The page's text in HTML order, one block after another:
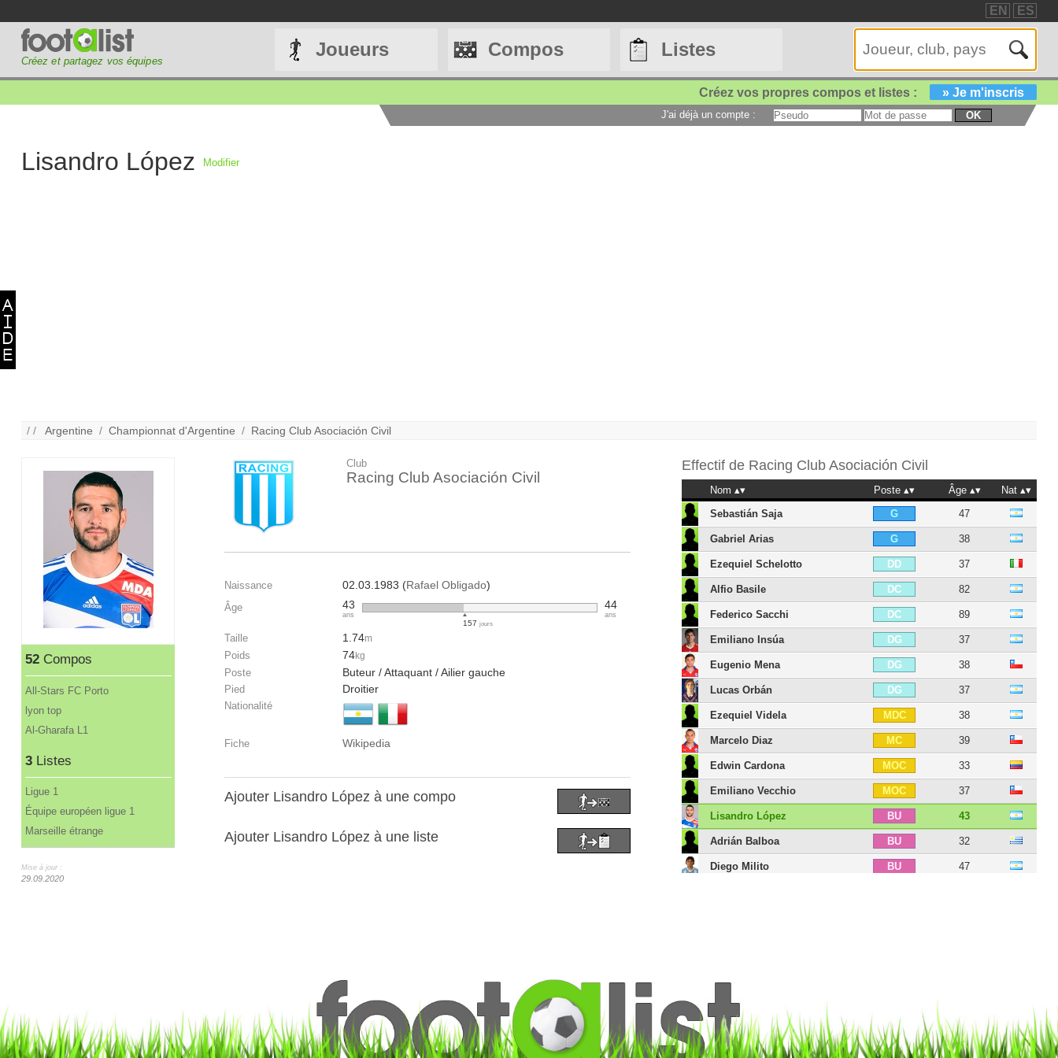
EN ES
Créez et partagez vos équipes
Joueurs Compos Listes
Créez vos propres compos et listes : » Je m'inscris
J'ai déjà un compte : OK
Lisandro López Modifier
/ /Argentine /Championnat d'Argentine / Racing Club Asociación Civil
52Compos
All-Stars FC Porto
lyon top
Al-Gharafa L1
3Listes
Ligue 1
Équipe européen ligue 1
Marseille étrange
Mise à jour :
29.09.2020
Club
Racing Club Asociación Civil
Naissance 02.03.1983 (Rafael Obligado)
Âge 43
ans
157 jours
44
ans
Taille 1.74m
Poids 74kg
Poste Buteur / Attaquant / Ailier gauche
Pied Droitier
Nationalité
Fiche Wikipedia
Ajouter Lisandro López à une compo
Ajouter Lisandro López à une liste
Effectif de Racing Club Asociación Civil
Nom Poste Âge
Nat
Sebastián Saja
G 47
Gabriel Arias G 38
Ezequiel Schelotto DD 37
Alfio Basile DC 82
Federico Sacchi DC 89
Emiliano Insúa DG 37
Eugenio Mena DG 38
Lucas Orbán DG 37
Ezequiel Videla MDC 38
Marcelo Diaz MC 39
Edwin Cardona MOC 33
Emiliano Vecchio MOC 37
Lisandro López BU 43
Adrián Balboa BU 32
Diego Milito BU 47